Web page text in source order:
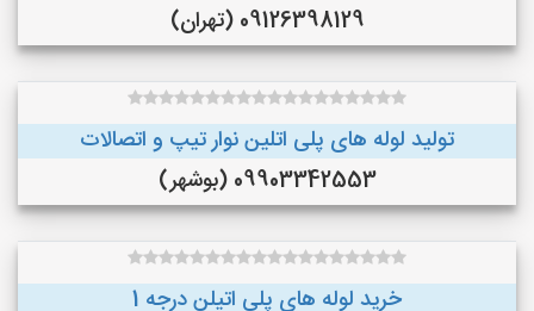
09126398129 (تهران)
تولید لوله های پلی اتلین نوار تیپ و اتصالات
09903342553 (بوشهر)
خرید لوله های پلی اتیلن درجه 1